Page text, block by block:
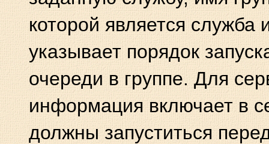
которой является служба
указывает порядок
очереди в группе. Для
информация включает в
должны запуститься